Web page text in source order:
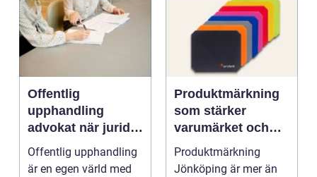
Offentlig
upphandling
advokat när juridik
möter affär
Offentlig upphandling
är en egen värld med
Produktmärkning
som stärker
varumärket och
underlättar
vardagen
Produktmärkning
Jönköping är mer än